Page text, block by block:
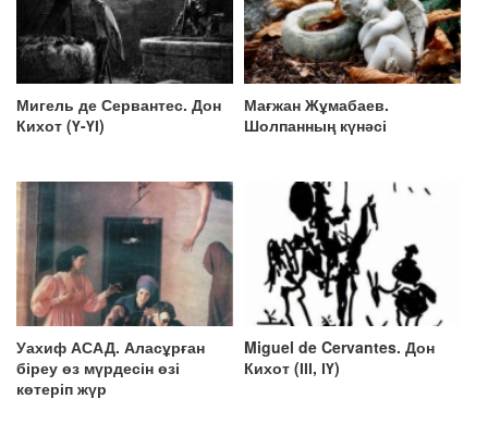
Мигель де Сервантес. Дон
Кихот (Ү-ҮІ)
Мағжан Жұмабаев.
Шолпанның күнәсі
Уахиф АСАД. Аласұрған
біреу өз мүрдесін өзі
көтеріп жүр
Miguel de Cervantes. Дон
Кихот (ІІІ, ІҮ)